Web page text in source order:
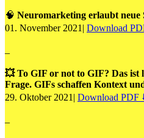
🧠 Neuromarketing erlaubt
01. November 2021| Download
–
💥 To GIF or not to GIF? Das ist
Frage. GIFs schaffen Kontext
29. Oktober 2021| Download PDF
–